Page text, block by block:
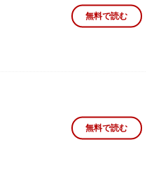
無料で読む
無料で読む